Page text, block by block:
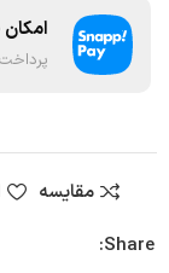
مقایسه
Share: